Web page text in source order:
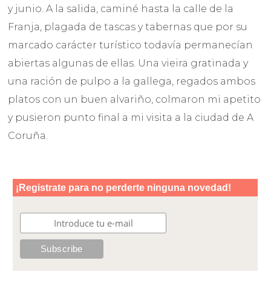
y junio. A la salida, caminé hasta la calle de la
Franja, plagada de tascas y tabernas que por su
marcado carácter turístico todavía permanecían
abiertas algunas de ellas. Una vieira gratinada y
una ración de pulpo a la gallega, regados ambos
platos con un buen alvariño, colmaron mi apetito
y pusieron punto final a mi visita a la ciudad de A
Coruña.